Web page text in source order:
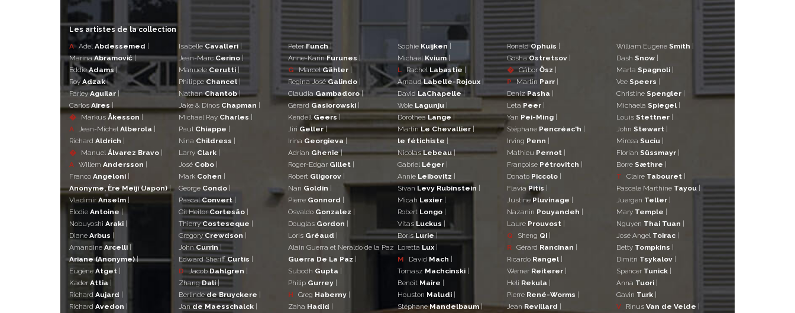
Les artistes de la collection
A Adel Abdessemed |
MarinaAbramović|
EddieAdams |
RoyAdzak|
FarleyAguilar |
Carlos Aires |
�
Markus Åkesson |
A
Jean-Michel Alberola |
Richard Aldrich |
�
Manuel Álvarez Bravo |
A Willem Andersson |
Franco Angeloni |
Anonyme, Ère Meiji (Japon)|
Vladimir Anselm |
Elodie Antoine|
Nobuyoshi Araki |
Diane Arbus |
Amandine Arcelli |
Ariane (Anonyme)|
Eugène Atget |
Kader Attia |
Richard Aujard |
Richard Avedon |
Isabelle Cavalleri |
Jean-Marc Cerino |
Manuele Cerutti |
Philippe Chancel |
NathanChantob|
Jake & Dinos Chapman |
Michael Ray Charles |
Paul Chiappe |
Nina Childress |
Larry Clark |
José Cobo |
Mark Cohen |
George Condo |
PascalConvert |
Gil HeitorCortesão |
ThierryCosteseque |
GregoryCrewdson |
JohnCurrin|
Edward SheriffCurtis |
D JacobDahlgren |
ZhangDali|
Berlindede Bruyckere |
Jande Maesschalck |
PeterFunch|
Anne-KarinFurunes |
G MarcelGähler |
Regina JoséGalindo |
Claudia Gambadoro|
Gérard Gasiorowski |
KendellGeers |
Jiri Geller|
Irina Georgieva|
Adrian Ghenie|
Roger-Edgar Gillet |
Robert Gligorov |
Nan Goldin |
Pierre Gonnord |
Osvaldo Gonzalez |
Douglas Gordon |
Loris Gréaud |
Alain Guerra et Neraldo de la Paz
Guerra De La Paz |
Subodh Gupta |
Philip Gurrey |
H
Greg Haberny |
Zaha Hadid |
Sophie Kuijken |
Michael Kvium|
L Rachel Labastie |
ArnaudLabelle-Rojoux |
DavidLaChapelle|
Wole Lagunju |
DorotheaLange|
MartinLe Chevallier|
le fétichiste |
NicolasLebeau|
Gabriel Léger |
Annie Leibovitz |
Sivan Levy Rubinstein |
Micah Lexier |
Robert Longo |
Vitas Luckus |
BorisLurie|
Loretta Lux |
M
David Mach |
Tomasz Machcinski |
Benoît Maire |
Houston Maludi |
StéphaneMandelbaum|
RonaldOphuis |
GoshaOstretsov |
� Gábor Ősz |
P Martin Parr |
DenizPasha |
Leta Peer |
Yan Pei-Ming |
Stéphane Pencréac'h |
Irving Penn |
Mathieu Pernot |
Françoise Pétrovitch |
Donato Piccolo |
Flavia Pitis |
Justine Pluvinage |
Nazanin Pouyandeh |
Laure Prouvost |
Q
Sheng Qi |
R Gérard Rancinan |
Ricardo Rangel |
Werner Reiterer |
Heli Rekula |
Pierre René-Worms |
Jean Revillard |
William Eugene Smith |
Dash Snow |
Marta Spagnoli |
Vee Speers |
Christine Spengler |
Michaela Spiegel |
Louis Stettner |
John Stewart |
Mircea Suciu |
Florian Süssmayr |
Borre Sæthre |
T
Claire Tabouret |
Pascale Marthine Tayou |
Juergen Teller |
Mary Temple |
Nguyen Thai Tuan |
José Angel Toirac |
Betty Tompkins |
Dimitri Tsykalov |
Spencer Tunick |
Anna Tuori |
Gavin Turk |
V
Rinus Van de Velde |